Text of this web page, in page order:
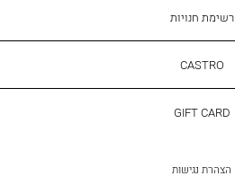
רשימת חנויות
CASTRO
CASTRO
GIFT
GIFT CARD
הצהרת נגישות